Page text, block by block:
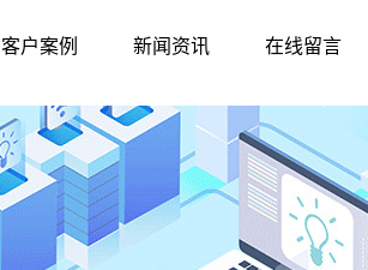
客户案例
标杆案例
华南地区
东北地区
华东地区
新闻资讯
企业动态
行业新闻
媒体动态
在线留言